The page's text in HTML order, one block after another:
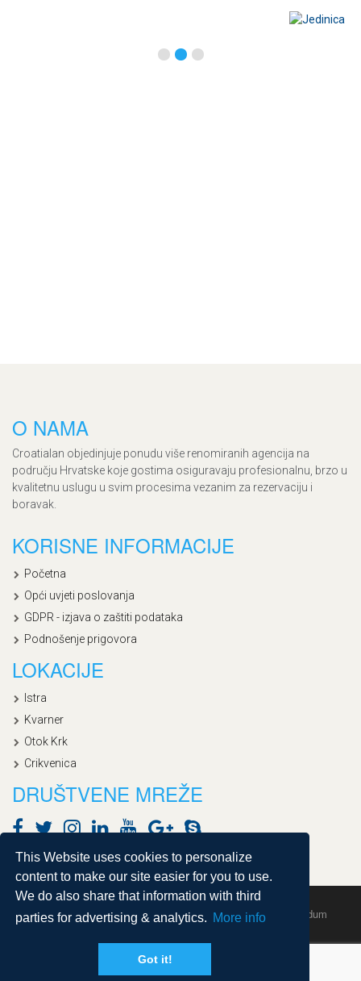
This Website uses cookies to personalize
content to make our site easier for you to use.
We do also share that information with third
parties for advertising & analytics. More info
Got it!
O NAMA
Croatialan objedinjuje ponudu više renomiranih agencija na
području Hrvatske koje gostima osiguravaju profesionalnu, brzo u
kvalitetnu uslugu u svim procesima vezanim za rezervaciju i
boravak.
KORISNE INFORMACIJE
Početna
Opći uvjeti poslovanja
GDPR - izjava o zaštiti podataka
Podnošenje prigovora
LOKACIJE
Istra
Kvarner
Otok Krk
Crikvenica
DRUŠTVENE MREŽE
Copyright © 2020, Croatialan |Sitemap| Powered by Agendum